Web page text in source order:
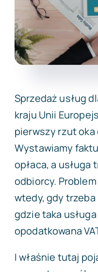
Sprzedaż usług
kraju Unii
pierwszy rzut
Wystawiamy
opłaca, a usługa
odbiorcy.
wtedy, gdy
gdzie taka
opodatkowana
I właśnie tutaj